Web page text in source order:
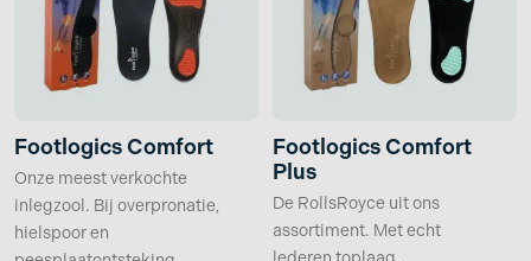
Footlogics Comfort
Onze meest verkochte
inlegzool. Bij overpronatie,
hielspoor en
Footlogics Comfort
Plus
De RollsRoyce uit ons
assortiment. Met echt